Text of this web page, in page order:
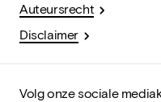
Auteursrecht
Disclaimer
Volg onze sociale